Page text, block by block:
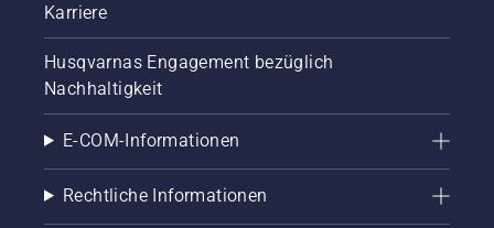
Karriere
Husqvarnas Engagement bezüglich
Nachhaltigkeit
E-COM-Informationen
Rechtliche Informationen